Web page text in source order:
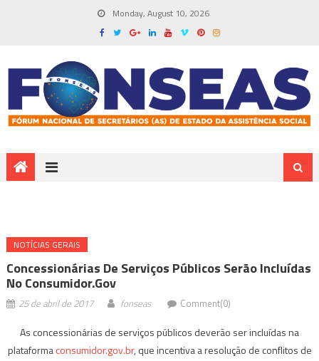
Monday, August 10, 2026
NOTÍ­CIAS GERAIS
Concessionárias De Serviços Públicos Serão Incluídas
No Consumidor.gov
25 de abril de 2017 fonseas Comment(0)
As concessionárias de serviços públicos deverão ser incluídas na
plataformaconsumidor.gov.br, que incentiva a resolução de conflitos de